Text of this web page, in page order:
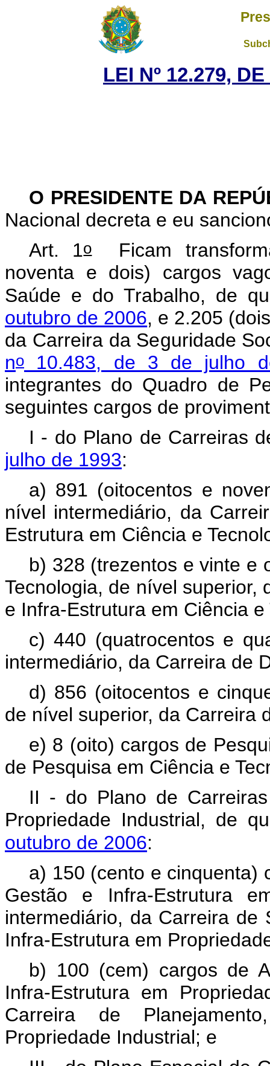
LEI Nº 12.279,
O PRESIDENTE DA
Nacional decreta e eu
Art. 1oFicam
noventa e dois) cargos
Saúde e do Trabalho, de
outubro de 2006, e 2.205
da Carreira da Seguridade
no 10.483, de 3 de julho
integrantes do Quadro de
seguintes cargos de
I - do Plano de Carreiras
julho de 1993:
a) 891 (oitocentos e
nível intermediário, da
Estrutura em Ciência e
b) 328 (trezentos e vinte e
Tecnologia, de nível superior,
e Infra-Estrutura em Ciência
c) 440 (quatrocentos e
intermediário, da Carreira de
d) 856 (oitocentos e
de nível superior, da Carreira
e) 8 (oito) cargos de
de Pesquisa em Ciência e
II - do Plano de
Propriedade Industrial, de
outubro de 2006:
a) 150 (cento e cinquenta)
Gestão e Infra-Estrutura
intermediário, da Carreira de
Infra-Estrutura em
b) 100 (cem) cargos de
Infra-Estrutura em
Carreira de
Propriedade Industrial; e